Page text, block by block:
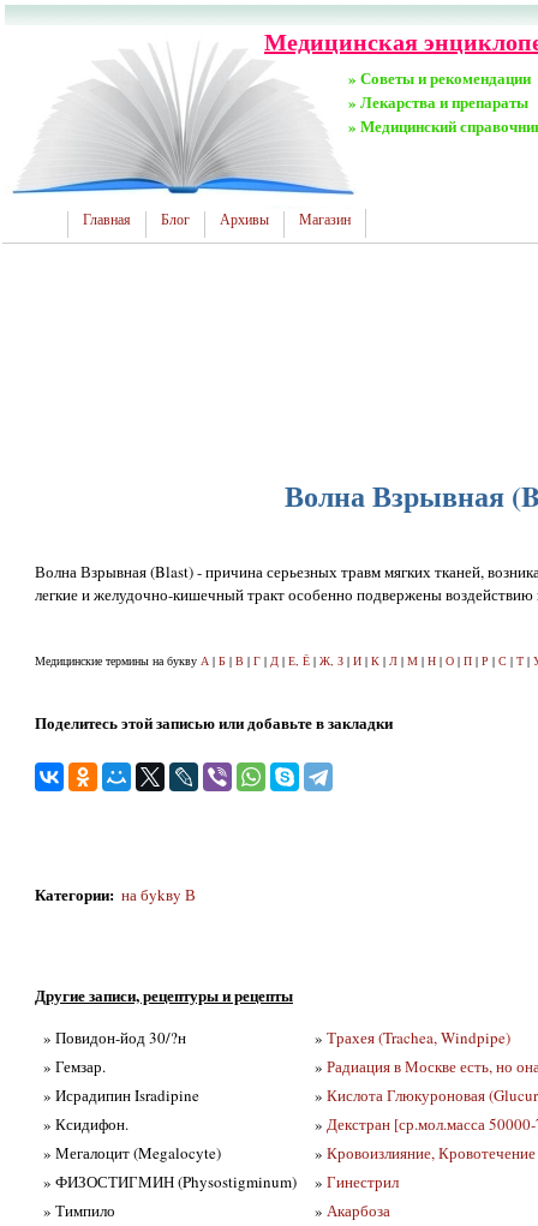
Медицинская
» Советы и рекомендации
» Лекарства и препараты
» Медицинский
Главная Блог Архивы Магазин
Волна Взрывная
Волна Взрывная (Blast) - причина серьезных травм мягких тканей,
легкие и желудочно-кишечный тракт особенно подвержены
Медицинские термины на букву А | Б | В | Г | Д | Е, Ё | Ж, З | И | К | Л | М | Н | О | П | Р | С | Т |
Поделитесь этой записью или добавьте в закладки
Категории: на бykвy В
Другие записи, рецептуры и рецепты
» Повидон-йод 30/?н
» Гемзар.
» Исрадипин Isradipine
» Ксидифон.
» Мегалоцит (Megalocyte)
» ФИЗОСТИГМИН (Physostigminum)
» Тимпило
» Трахея (Trachea, Windpipe)
» Радиация в Москве есть, но
» Кислота Глюкуроновая
» Декстран [ср.мол.масса
» Кровоизлияние,
» Гинестрил
» Акарбоза